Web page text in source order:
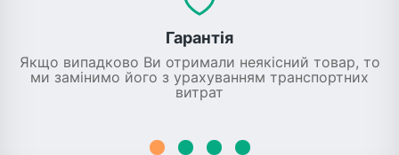
Гарантія
Якщо випадково Ви отримали неякісний товар, то
ми замінимо його з урахуванням транспортних
витрат